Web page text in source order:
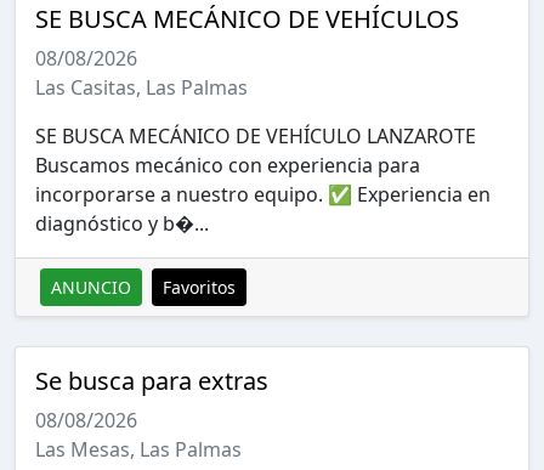
SE BUSCA MECÁNICO DE VEHÍCULOS
08/08/2026
Las Casitas, Las Palmas
SE BUSCA MECÁNICO DE VEHÍCULO LANZAROTE
Buscamos mecánico con experiencia para
incorporarse a nuestro equipo. ✅ Experiencia en
diagnóstico y b�...
ANUNCIO Favoritos
Se busca para extras
08/08/2026
Las Mesas, Las Palmas